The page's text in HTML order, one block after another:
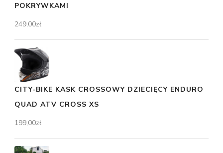
POKRYWKAMI
249,00zł
CITY-BIKE KASK CROSSOWY DZIECIĘCY ENDURO
QUAD ATV CROSS XS
199,00zł